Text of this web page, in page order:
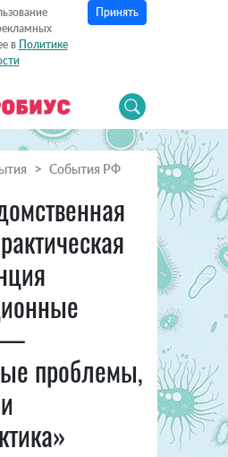
в Политике
Принять
События РФ
—
проблемы,